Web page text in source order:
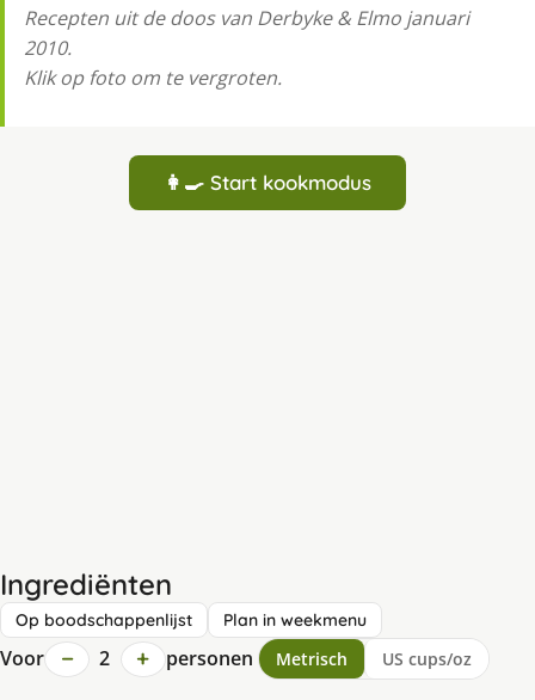
Recepten uit de doos van Derbyke & Elmo januari
2010.
Klik op foto om te vergroten.
👩‍🍳 Start kookmodus
Ingrediënten
Op boodschappenlijst Plan in weekmenu
Voor − 2 + personen Metrisch US cups/oz